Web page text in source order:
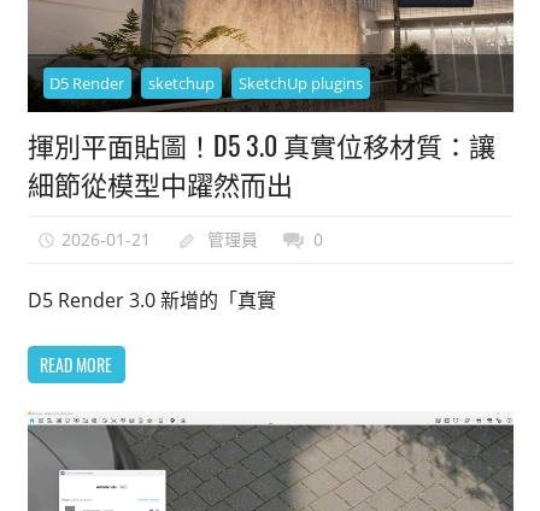
D5 Render sketchup SketchUp plugins
揮別平面貼圖！D5 3.0 真實位移材質：讓
細節從模型中躍然而出
2026-01-21 管理員 0
D5 Render 3.0 新增的「真實
READ MORE